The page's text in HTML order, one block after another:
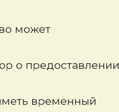
может
о предоставлении
временный